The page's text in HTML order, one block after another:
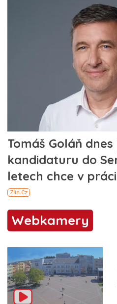
Webkamery